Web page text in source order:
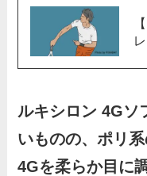
ルキシロン 4Gソ
いものの、ポリ
4Gを柔らか目に